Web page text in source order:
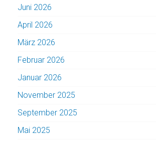
Juni 2026
April 2026
März 2026
Februar 2026
Januar 2026
November 2025
September 2025
Mai 2025